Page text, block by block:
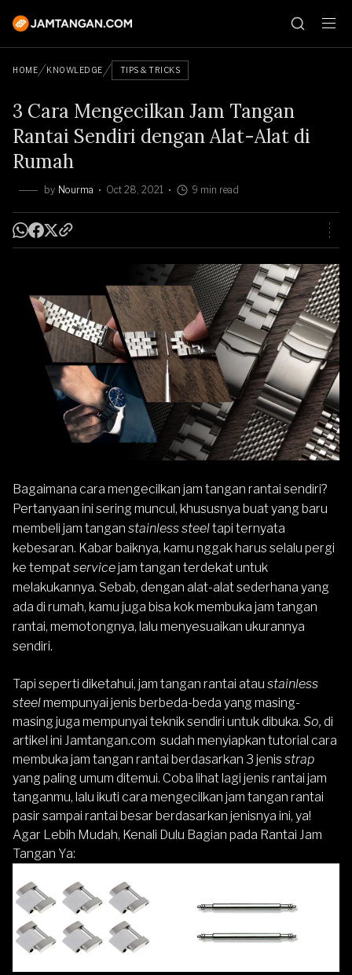
HOME KNOWLEDGE TIPS & TRICKS
3 Cara Mengecilkan Jam Tangan
Rantai Sendiri dengan Alat-Alat di
Rumah
by Nourma Oct 28, 2021 9 min read
Bagaimana cara mengecilkan jam tangan rantai sendiri?
Pertanyaan ini sering muncul, khususnya buat yang baru
membeli jam tangan stainless steeltapi ternyata
kebesaran. Kabar baiknya, kamu nggak harus selalu pergi
ke tempatservicejam tangan terdekat untuk
melakukannya. Sebab, dengan alat-alat sederhana yang
ada di rumah, kamu juga bisa kok membuka jam tangan
rantai, memotongnya, lalu menyesuaikan ukurannya
sendiri.
Tapi seperti diketahui, jam tangan rantai atau stainless
steelmempunyai jenis berbeda-beda yang masing-
masing juga mempunyai teknik sendiri untuk dibuka. So, di
artikel ini Jamtangan.com sudah menyiapkan tutorial cara
membuka jam tangan rantai berdasarkan 3 jenisstrap
yang paling umum ditemui. Coba lihat lagi jenis rantai jam
tanganmu, lalu ikuti cara mengecilkan jam tangan rantai
pasir sampai rantai besar berdasarkan jenisnya ini, ya!
Agar Lebih Mudah, Kenali Dulu Bagian pada Rantai Jam
Tangan Ya: